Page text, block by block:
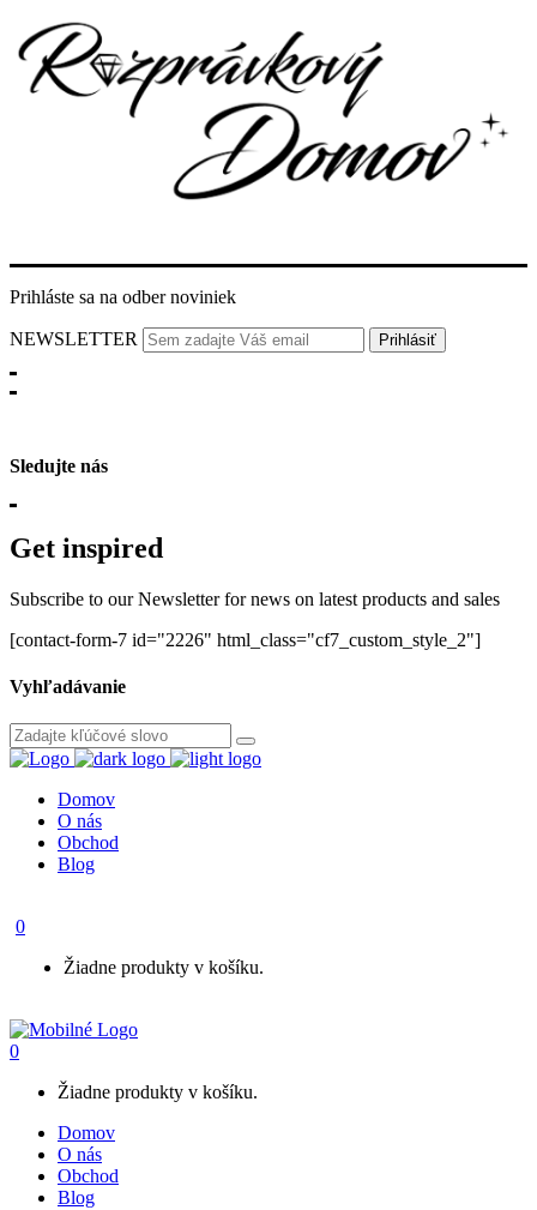
Prihláste sa na odber noviniek
NEWSLETTER
Sledujte nás
Get inspired
Subscribe to our Newsletter for news on latest products and sales
[contact-form-7 id="2226" html_class="cf7_custom_style_2"]
Vyhľadávanie
Domov
O nás
Obchod
Blog
0
Žiadne produkty v košíku.
0
Žiadne produkty v košíku.
Domov
O nás
Obchod
Blog